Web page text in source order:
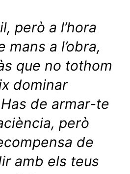
però a l’hora
mans a l’obra,
que no tothom
dominar
de armar-te
però
de
amb els teus